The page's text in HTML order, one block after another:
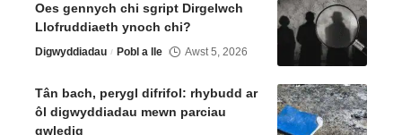
Oes gennych chi sgript Dirgelwch
Llofruddiaeth ynoch chi?
Digwyddiadau Pobl a lle Awst 5, 2026
Tân bach, perygl difrifol: rhybudd ar
ôl digwyddiadau mewn parciau
gwledig